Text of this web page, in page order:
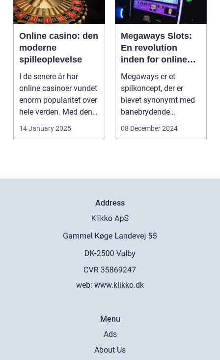
Online casino: den
moderne
spilleoplevelse
I de senere år har
online casinoer vundet
enorm popularitet over
hele verden. Med den
teknolog...
14 January 2025
Megaways Slots:
En revolution
inden for online
spilleautomater
Megaways er et
spilkoncept, der er
blevet synonymt med
banebrydende
innovation inden for
08 December 2024
Address
web: www.klikko.dk
Menu
Ads
About Us